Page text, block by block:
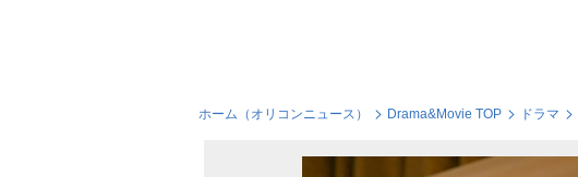
ホーム（オリコンニュース） Drama&Movie TOP ドラマ